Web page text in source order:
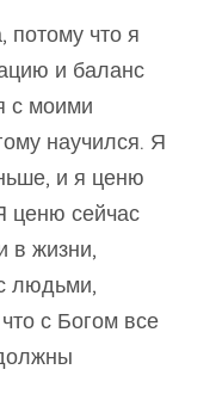
потому что я
и баланс
с моими
научился. Я
и я ценю
ценю сейчас
в жизни,
людьми,
с Богом все